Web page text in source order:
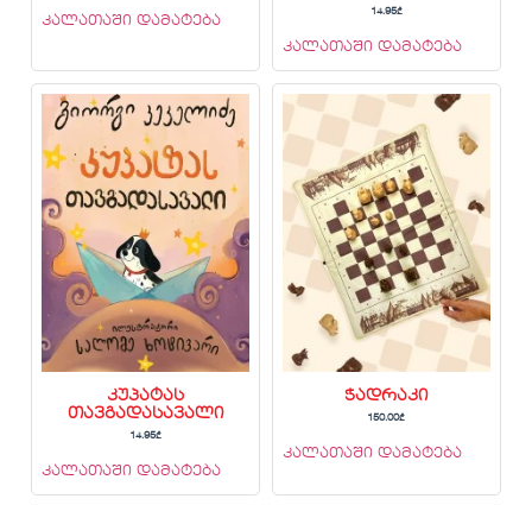
კალათაში დამატება
14.95₾
კალათაში დამატება
კუპატას
თავგადასავალი
14.95₾
კალათაში დამატება
ჭადრაკი
150.00₾
კალათაში დამატება